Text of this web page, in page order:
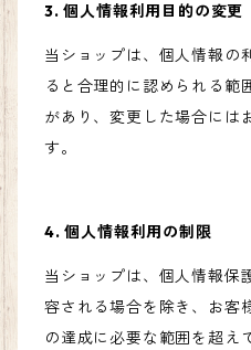
3. 個人情報利用目的の変更
当ショップは、個人情報の
ると合理的に認められる範
があり、変更した場合には
す。
4. 個人情報利用の制限
当ショップは、個人情報保
容される場合を除き、お客
の達成に必要な範囲を超え